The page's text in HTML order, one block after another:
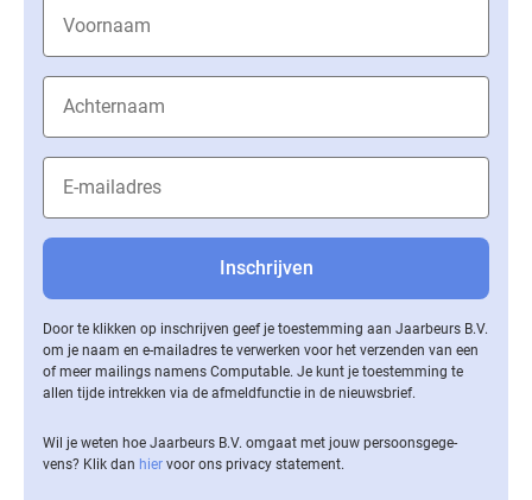
Door te klikken op inschrijven geef je toestemming aan Jaarbeurs B.V.
om je naam en e-mailadres te verwerken voor het verzenden van een
of meer mailings namens Computable. Je kunt je toestemming te
allen tijde intrekken via de af­meld­func­tie in de nieuwsbrief.
Wil je weten hoe Jaarbeurs B.V. omgaat met jouw per­soons­ge­ge­
vens? Klik dan hier voor ons privacy statement.